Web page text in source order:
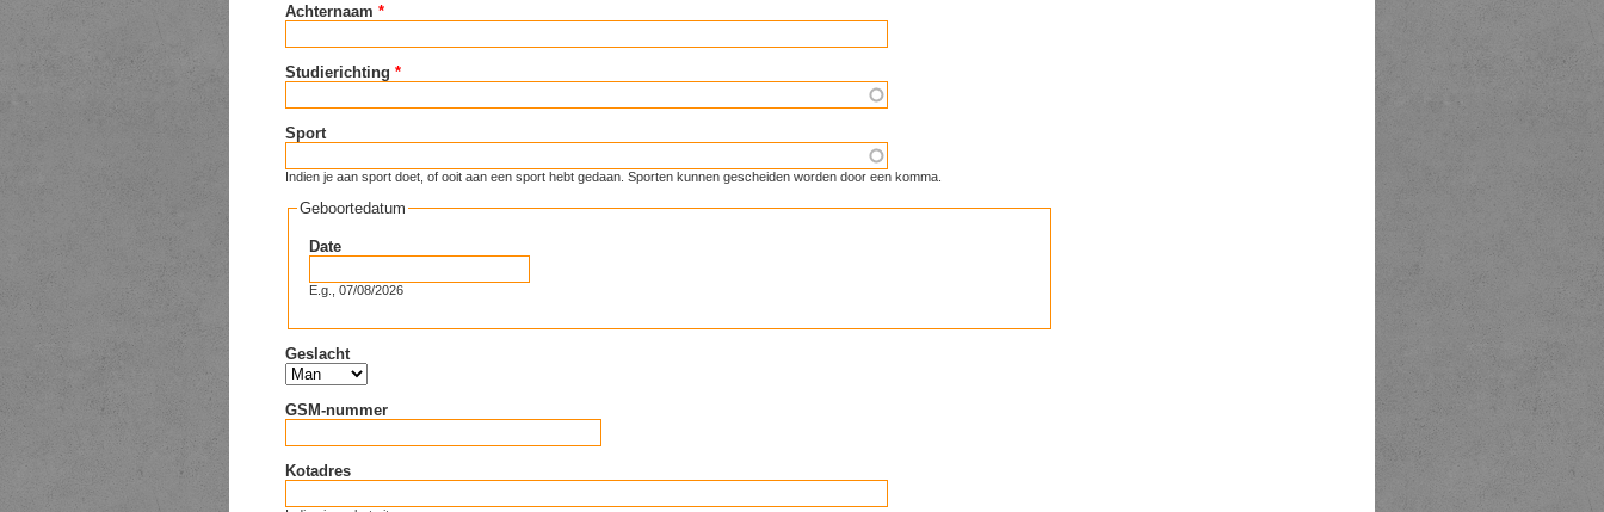
Achternaam *
Studierichting *
Sport
Indien je aan sport doet, of ooit aan een sport hebt gedaan. Sporten kunnen gescheiden worden door een komma.
Geboortedatum
Date
E.g., 07/08/2026
Geslacht
GSM-nummer
Kotadres